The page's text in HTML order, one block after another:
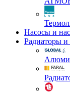
Насосы и
Радиаторы и